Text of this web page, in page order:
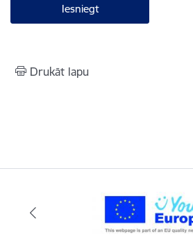
Drukāt lapu